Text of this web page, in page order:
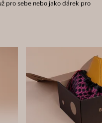
pro sebe nebo jako dárek pro